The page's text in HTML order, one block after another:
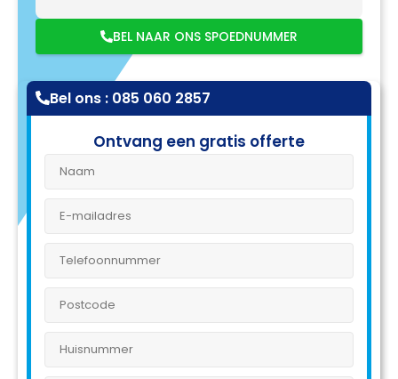
BEL NAAR ONS SPOEDNUMMER
Bel ons : 085 060 2857
Ontvang een gratis offerte